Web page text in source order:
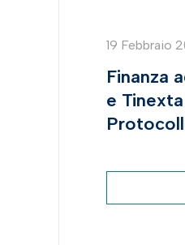
19 Febbraio
Finanza
e